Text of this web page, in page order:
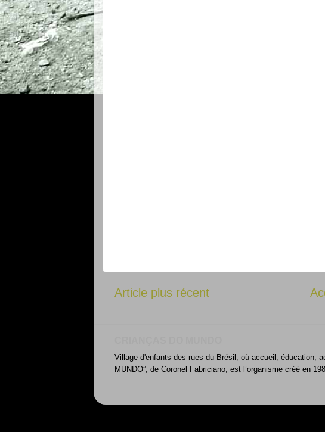
Article plus récent
Village d'enfants des rues du Brésil, où accueil, éducation,
MUNDO”, de Coronel Fabriciano, est l’organisme créé en